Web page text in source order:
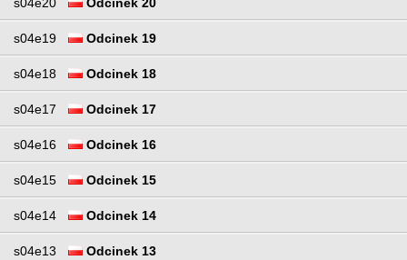
s04e19 Odcinek 19
s04e18 Odcinek 18
s04e17 Odcinek 17
s04e16 Odcinek 16
s04e15 Odcinek 15
s04e14 Odcinek 14
s04e13 Odcinek 13